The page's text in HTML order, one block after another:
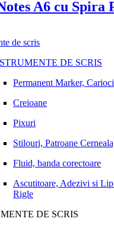
A6 cu Spira
de scris
DE SCRIS
Permanent Marker, Carioci
Creioane
Pixuri
Stilouri, Patroane
Fluid, banda corectoare
Ascutitoare, Adezivi si
Rigle
DE SCRIS